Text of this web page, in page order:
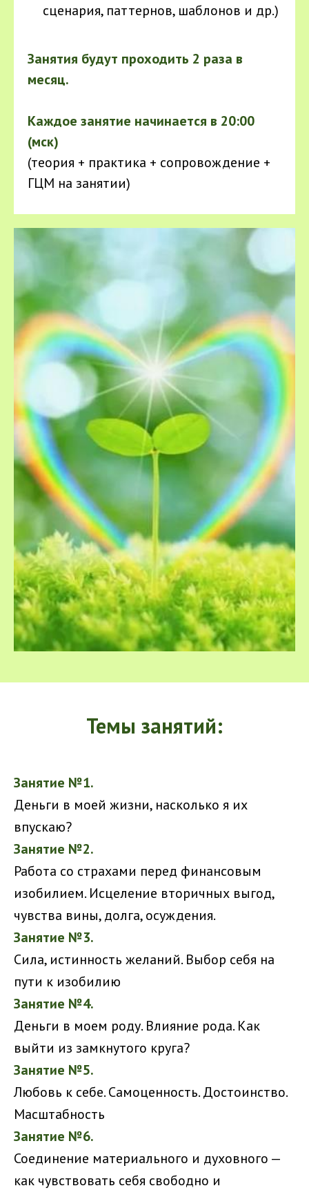
сценария, паттернов, шаблонов и др.)
Занятия будут проходить 2 раза в
месяц.
Каждое занятие начинается в 20:00
(мск)
(теория + практика + сопровождение +
ГЦМ на занятии)
Темы занятий:
Занятие №1.
Деньги в моей жизни, насколько я их
впускаю?
Занятие №2.
Работа со страхами перед финансовым
изобилием. Исцеление вторичных выгод,
чувства вины, долга, осуждения.
Занятие №3.
Сила, истинность желаний. Выбор себя на
пути к изобилию
Занятие №4.
Деньги в моем роду. Влияние рода. Как
выйти из замкнутого круга?
Занятие №5.
Любовь к себе. Самоценность. Достоинство.
Масштабность
Занятие №6.
Соединение материального и духовного —
как чувствовать себя свободно и